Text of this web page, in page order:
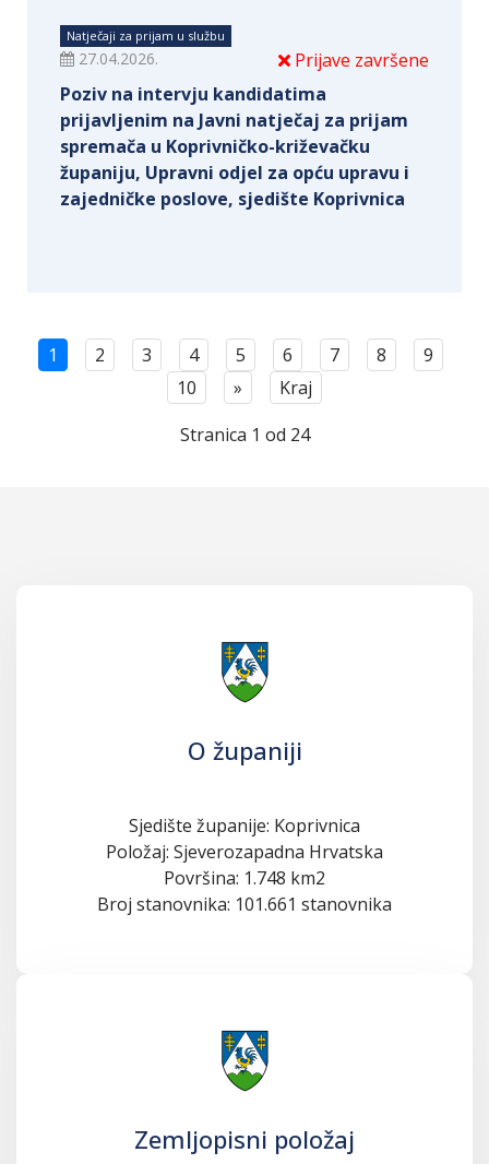
Natječaji za prijam u službu
Prijave završene
27.04.2026.
Poziv na intervju kandidatima
prijavljenim na Javni natječaj za prijam
spremača u Koprivničko-križevačku
županiju, Upravni odjel za opću upravu i
zajedničke poslove, sjedište Koprivnica
1 2 3 4 5 6 7 8
9
10
»
Kraj
Stranica 1 od 24
O županiji
Sjedište županije: Koprivnica
Položaj: Sjeverozapadna Hrvatska
Površina: 1.748 km2
Broj stanovnika: 101.661 stanovnika
Zemljopisni položaj